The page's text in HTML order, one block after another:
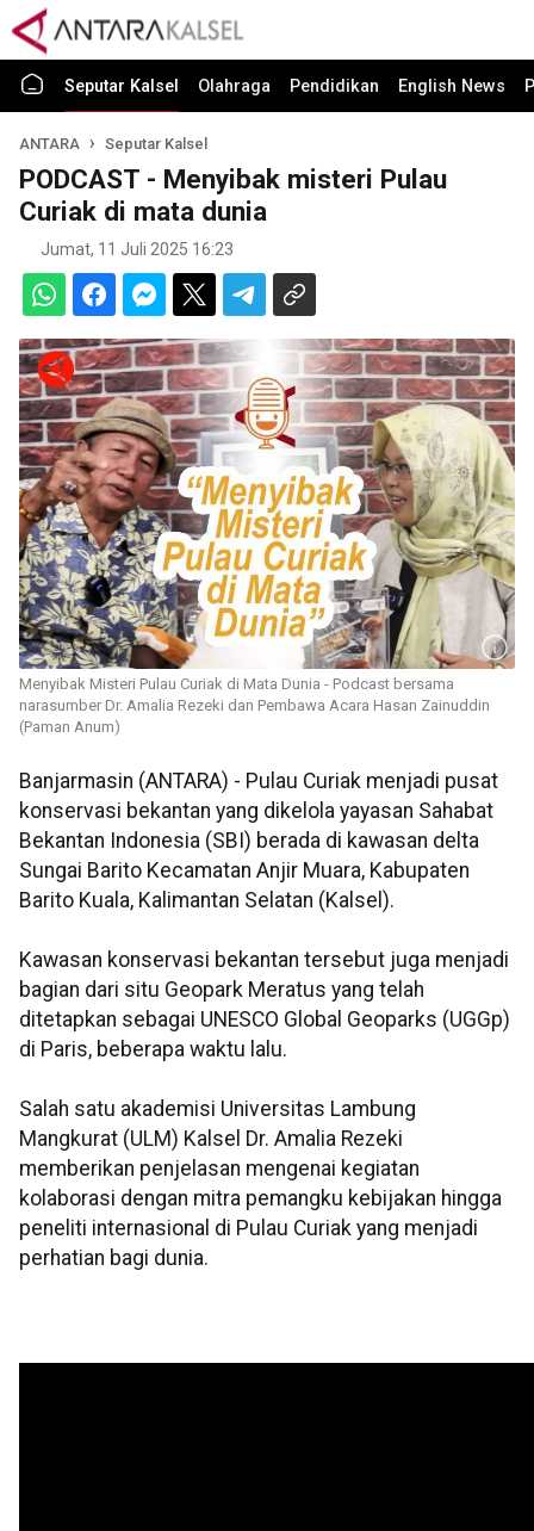
Seputar Kalsel Olahraga Pendidikan English News
ANTARA Seputar Kalsel
PODCAST - Menyibak misteri Pulau
Curiak di mata dunia
Jumat, 11 Juli 2025 16:23
Menyibak Misteri Pulau Curiak di Mata Dunia - Podcast bersama
narasumber Dr. Amalia Rezeki dan Pembawa Acara Hasan Zainuddin
(Paman Anum)
Banjarmasin (ANTARA) - Pulau Curiak menjadi pusat
konservasi bekantan yang dikelola yayasan Sahabat
Bekantan Indonesia (SBI) berada di kawasan delta
Sungai Barito Kecamatan Anjir Muara, Kabupaten
Barito Kuala, Kalimantan Selatan (Kalsel).
Kawasan konservasi bekantan tersebut juga menjadi
bagian dari situ Geopark Meratus yang telah
ditetapkan sebagai UNESCO Global Geoparks (UGGp)
di Paris, beberapa waktu lalu.
Salah satu akademisi Universitas Lambung
Mangkurat (ULM) Kalsel Dr. Amalia Rezeki
memberikan penjelasan mengenai kegiatan
kolaborasi dengan mitra pemangku kebijakan hingga
peneliti internasional di Pulau Curiak yang menjadi
perhatian bagi dunia.